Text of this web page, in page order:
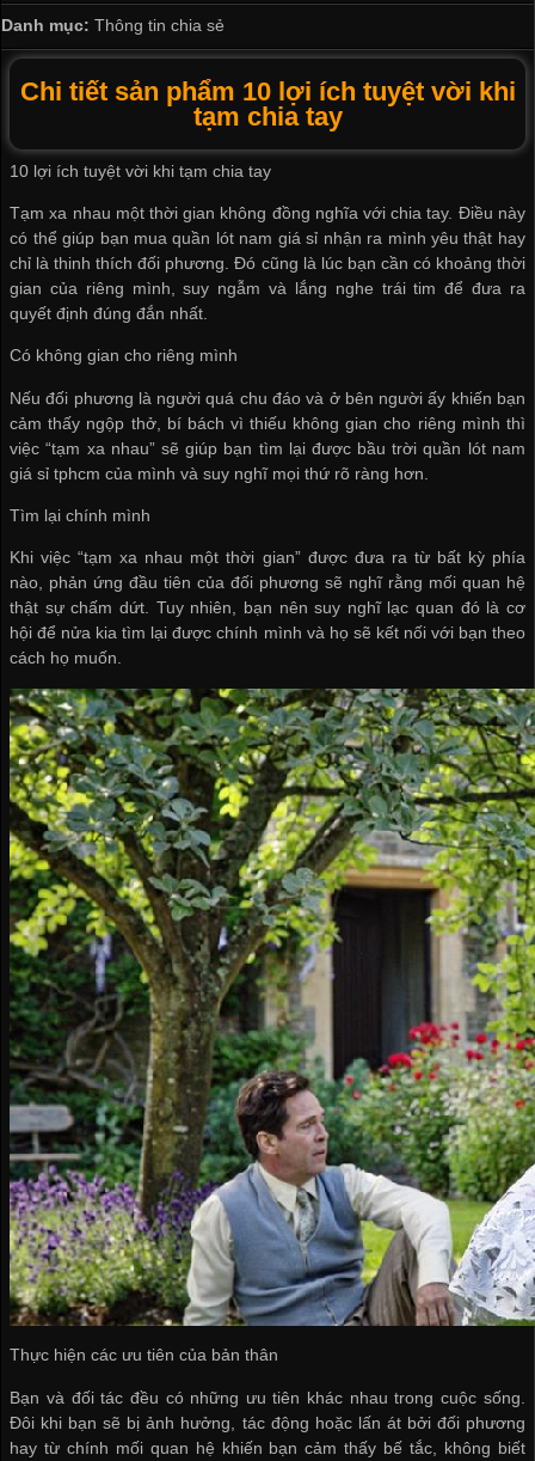
Danh mục: Thông tin chia sẻ
Chi tiết sản phẩm 10 lợi ích tuyệt vời khi
tạm chia tay
10 lợi ích tuyệt vời khi tạm chia tay
Tạm xa nhau một thời gian không đồng nghĩa với chia tay. Điều này
có thể giúp bạn mua quần lót nam giá sỉ nhận ra mình yêu thật hay
chỉ là thinh thích đối phương. Đó cũng là lúc bạn cần có khoảng thời
gian của riêng mình, suy ngẫm và lắng nghe trái tim để đưa ra
quyết định đúng đắn nhất.
Có không gian cho riêng mình
Nếu đối phương là người quá chu đáo và ở bên người ấy khiến bạn
cảm thấy ngộp thở, bí bách vì thiếu không gian cho riêng mình thì
việc “tạm xa nhau” sẽ giúp bạn tìm lại được bầu trờiquần lót nam
giá sỉ tphcm của mình và suy nghĩ mọi thứ rõ ràng hơn.
Tìm lại chính mình
Khi việc “tạm xa nhau một thời gian” được đưa ra từ bất kỳ phía
nào, phản ứng đầu tiên của đối phương sẽ nghĩ rằng mối quan hệ
thật sự chấm dứt. Tuy nhiên, bạn nên suy nghĩ lạc quan đó là cơ
hội để nửa kia tìm lại được chính mình và họ sẽ kết nối với bạn theo
cách họ muốn.
Thực hiện các ưu tiên của bản thân
Bạn và đối tác đều có những ưu tiên khác nhau trong cuộc sống.
Đôi khi bạn sẽ bị ảnh hưởng, tác động hoặc lấn át bởi đối phương
hay từ chính mối quan hệ khiến bạn cảm thấy bế tắc, không biết